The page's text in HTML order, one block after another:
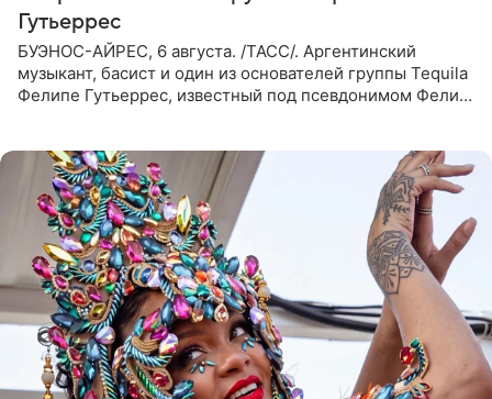
Гутьеррес
БУЭНОС-АЙРЕС, 6 августа. /ТАСС/. Аргентинский
музыкант, басист и один из основателей группы Tequila
Фелипе Гутьеррес, известный под псевдонимом Фелипе